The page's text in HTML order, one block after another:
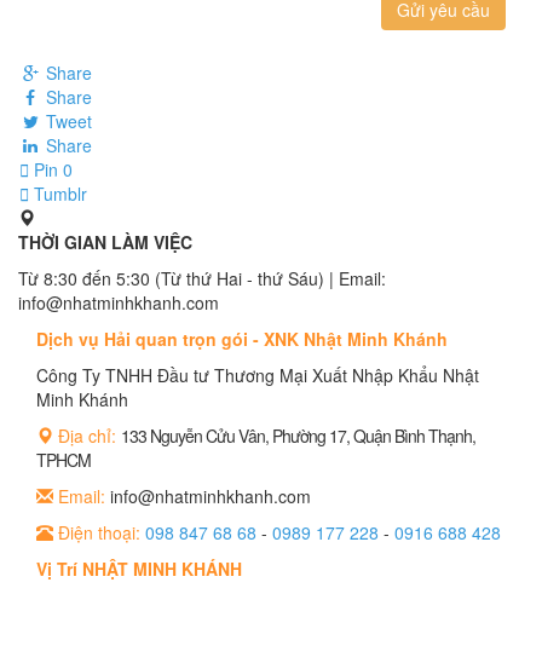
Gửi yêu cầu
Share
Share
Tweet
Share
Pin 0
Tumblr
THỜI GIAN LÀM VIỆC
Từ 8:30 đến 5:30 (Từ thứ Hai - thứ Sáu) | Email:
info@nhatminhkhanh.com
Dịch vụ Hải quan trọn gói - XNK Nhật Minh Khánh
Công Ty TNHH Đầu tư Thương Mại Xuất Nhập Khẩu Nhật
Minh Khánh
Địa chỉ: 133 Nguyễn Cửu Vân, Phường 17, Quận Bình Thạnh,
TPHCM
Email: info@nhatminhkhanh.com
Điện thoại: 098 847 68 68 - 0989 177 228 - 0916 688 428
Vị Trí NHẬT MINH KHÁNH